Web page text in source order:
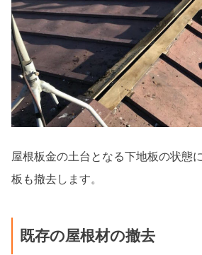
屋根板金の土台となる下地板の状態
板も撤去します。
既存の屋根材の撤去